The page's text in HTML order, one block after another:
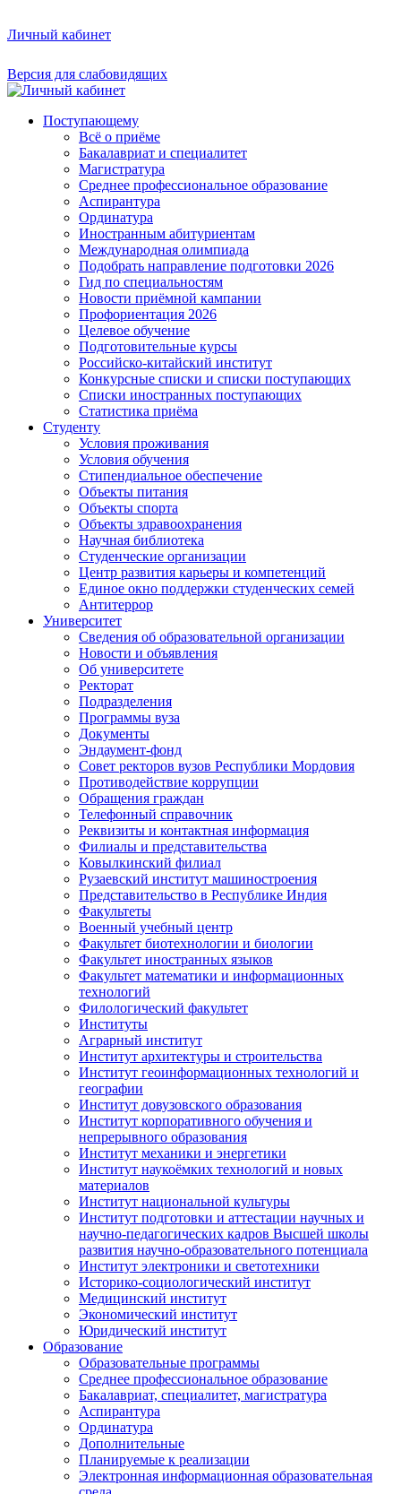
Личный кабинет
Версия для слабовидящих
Поступающему
Всё о приёме
Бакалавриат и специалитет
Магистратура
Среднее профессиональное образование
Аспирантура
Ординатура
Иностранным абитуриентам
Международная олимпиада
Подобрать направление подготовки 2026
Гид по специальностям
Новости приёмной кампании
Профориентация 2026
Целевое обучение
Подготовительные курсы
Российско-китайский институт
Конкурсные списки и списки поступающих
Списки иностранных поступающих
Статистика приёма
Студенту
Условия проживания
Условия обучения
Стипендиальное обеспечение
Объекты питания
Объекты спорта
Объекты здравоохранения
Научная библиотека
Студенческие организации
Центр развития карьеры и компетенций
Единое окно поддержки студенческих семей
Антитеррор
Университет
Сведения об образовательной организации
Новости и объявления
Об университете
Ректорат
Подразделения
Программы вуза
Документы
Эндаумент-фонд
Совет ректоров вузов Республики Мордовия
Противодействие коррупции
Обращения граждан
Телефонный справочник
Реквизиты и контактная информация
Филиалы и представительства
Ковылкинский филиал
Рузаевский институт машиностроения
Представительство в Республике Индия
Факультеты
Военный учебный центр
Факультет биотехнологии и биологии
Факультет иностранных языков
Факультет математики и информационных
технологий
Филологический факультет
Институты
Аграрный институт
Институт архитектуры и строительства
Институт геоинформационных технологий и
географии
Институт довузовского образования
Институт корпоративного обучения и
непрерывного образования
Институт механики и энергетики
Институт наукоёмких технологий и новых
материалов
Институт национальной культуры
Институт подготовки и аттестации научных и
научно-педагогических кадров Высшей школы
развития научно-образовательного потенциала
Институт электроники и светотехники
Историко-социологический институт
Медицинский институт
Экономический институт
Юридический институт
Образование
Образовательные программы
Среднее профессиональное образование
Бакалавриат, специалитет, магистратура
Аспирантура
Ординатура
Дополнительные
Планируемые к реализации
Электронная информационная образовательная